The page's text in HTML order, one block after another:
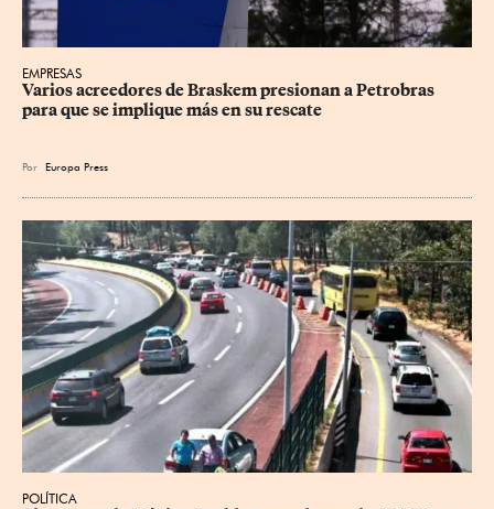
EMPRESAS
Varios acreedores de Braskem presionan a Petrobras
para que se implique más en su rescate
Por Europa Press
POLÍTICA